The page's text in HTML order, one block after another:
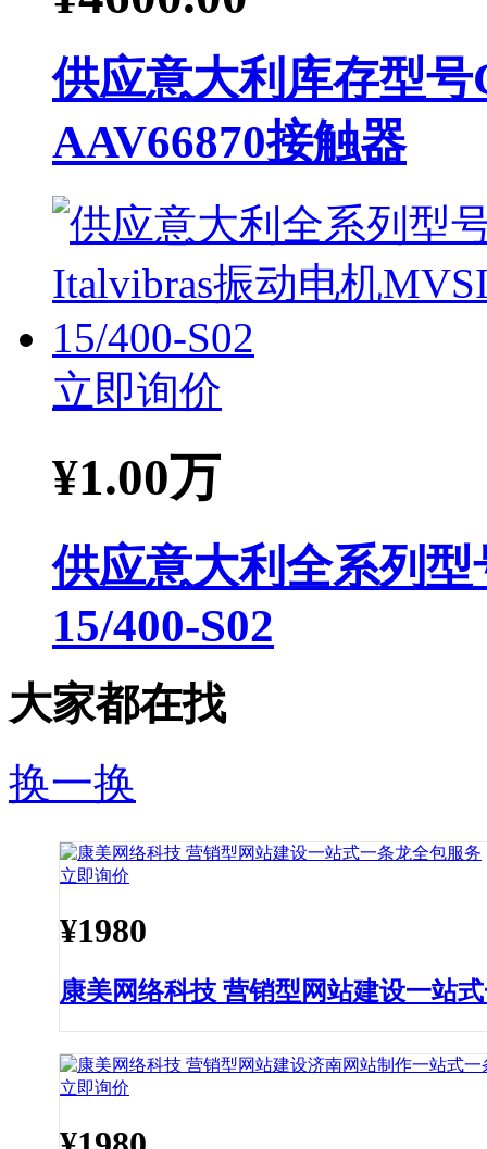
供应意大利库存型号
AAV66870接触器
立即询价
¥1.00万
供应意大利全系列
15/400-S02
大家都在找
换一换
立即询价
¥1980
康美网络科技 营销型网站建设一站
立即询价